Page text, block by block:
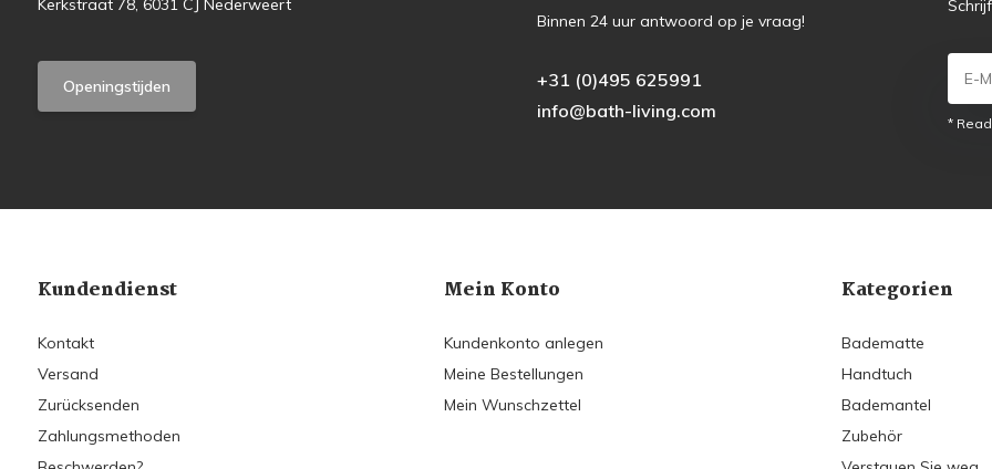
Kerkstraat 78, 6031 CJ Nederweert
Openingstijden
Binnen 24 uur antwoord op je vraag!
+31 (0)495 625991
info@bath-living.com
*
Kundendienst
Kontakt
Versand
Zurücksenden
Zahlungsmethoden
Mein Konto
Kundenkonto anlegen
Meine Bestellungen
Mein Wunschzettel
Kategorien
Badematte
Handtuch
Bademantel
Zubehör